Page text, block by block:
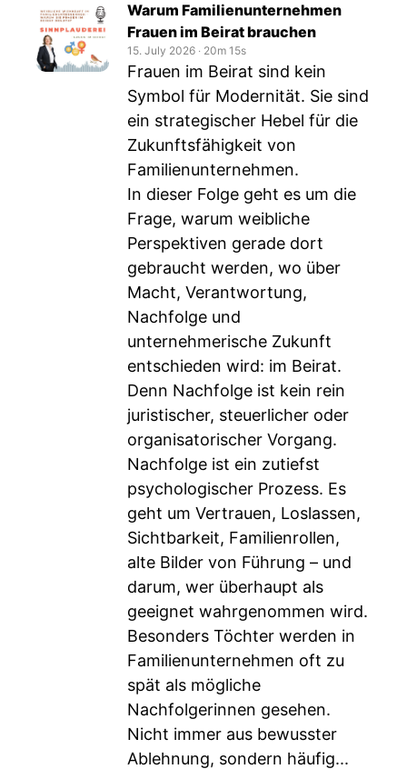
Warum Familienunternehmen
Frauen im Beirat brauchen
15. July 2026 ‧ 20m 15s
Frauen im Beirat sind kein
Symbol für Modernität. Sie sind
ein strategischer Hebel für die
Zukunftsfähigkeit von
Familienunternehmen.
In dieser Folge geht es um die
Frage, warum weibliche
Perspektiven gerade dort
gebraucht werden, wo über
Macht, Verantwortung,
Nachfolge und
unternehmerische Zukunft
entschieden wird: im Beirat.
Denn Nachfolge ist kein rein
juristischer, steuerlicher oder
organisatorischer Vorgang.
Nachfolge ist ein zutiefst
psychologischer Prozess. Es
geht um Vertrauen, Loslassen,
Sichtbarkeit, Familienrollen,
alte Bilder von Führung – und
darum, wer überhaupt als
geeignet wahrgenommen wird.
Besonders Töchter werden in
Familienunternehmen oft zu
spät als mögliche
Nachfolgerinnen gesehen.
Nicht immer aus bewusster
Ablehnung, sondern häufig...